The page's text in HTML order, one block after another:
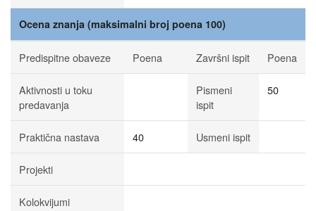
Ocena znanja (maksimalni broj poena 100)
Predispitne obaveze Poena Završni ispit Poena
Aktivnosti u toku
predavanja
Pismeni
ispit
50
Praktična nastava 40 Usmeni ispit
Projekti
Kolokvijumi